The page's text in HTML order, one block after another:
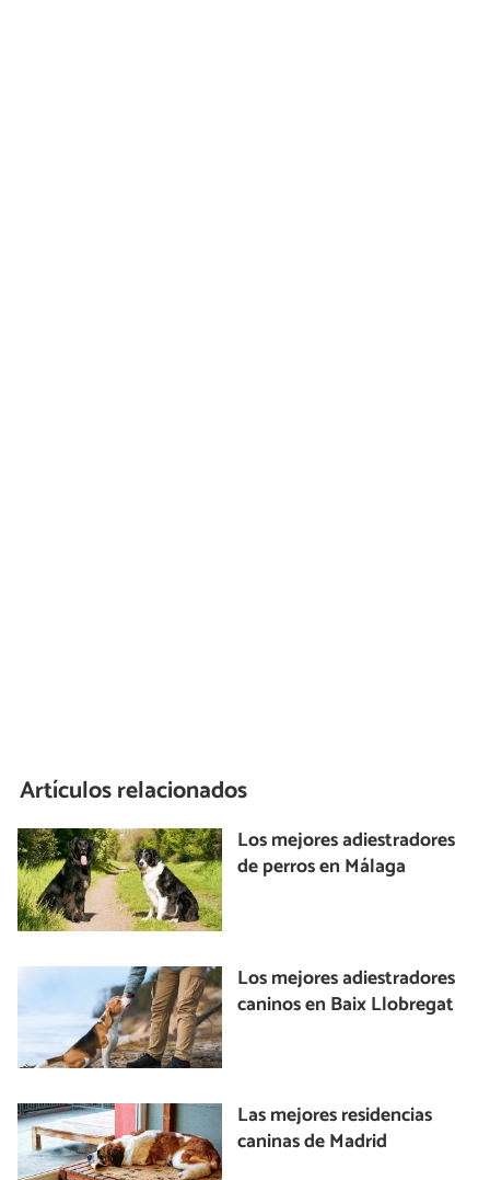
Artículos relacionados
Los mejores adiestradores
de perros en Málaga
Los mejores adiestradores
caninos en Baix Llobregat
Las mejores residencias
caninas de Madrid